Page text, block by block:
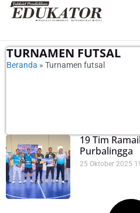
TURNAMEN FUTSAL
Beranda » Turnamen futsal
19 Tim
Purbalingga
25 Oktober 2025